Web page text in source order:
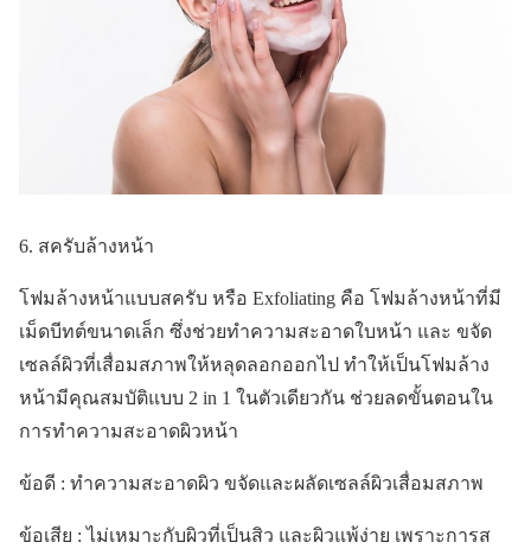
6. สครับล้างหน้า
โฟมล้างหน้าแบบสครับ หรือ Exfoliating คือ โฟมล้างหน้าที่มี
เม็ดบีทต์ขนาดเล็ก ซึ่งช่วยทำความสะอาดใบหน้า และ ขจัด
เซลล์ผิวที่เสื่อมสภาพให้หลุดลอกออกไป ทำให้เป็นโฟมล้าง
หน้ามีคุณสมบัติแบบ 2 in 1 ในตัวเดียวกัน ช่วยลดขั้นตอนใน
การทำความสะอาดผิวหน้า
ข้อดี : ทำความสะอาดผิว ขจัดและผลัดเซลล์ผิวเสื่อมสภาพ
ข้อเสีย : ไม่เหมาะกับผิวที่เป็นสิว และผิวแพ้ง่าย เพราะการส